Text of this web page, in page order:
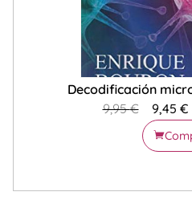
Decodificación
9,95€ 9,45 €